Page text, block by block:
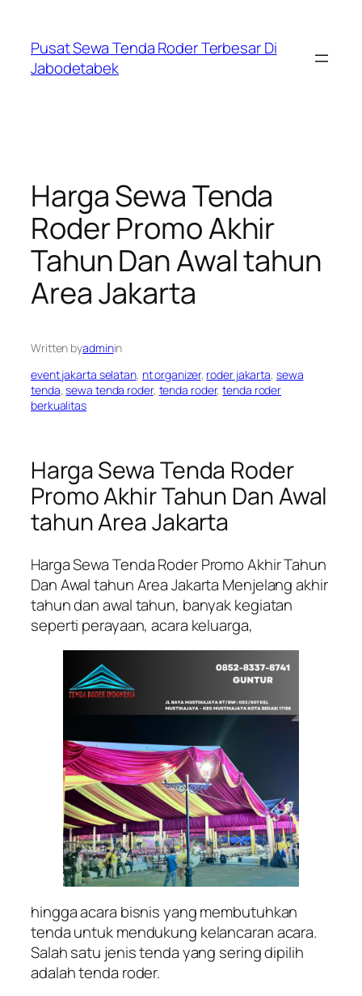
content
Pusat Sewa Tenda Roder Terbesar Di
Jabodetabek
Harga Sewa Tenda
Roder Promo Akhir
Tahun Dan Awal tahun
Area Jakarta
Written byadminin
event jakarta selatan, nt organizer, roder jakarta, sewa
tenda, sewa tenda roder, tenda roder, tenda roder
berkualitas
Harga Sewa Tenda Roder
Promo Akhir Tahun Dan Awal
tahun Area Jakarta
Harga Sewa Tenda Roder Promo Akhir Tahun
Dan Awal tahun Area Jakarta Menjelang akhir
tahun dan awal tahun, banyak kegiatan
seperti perayaan, acara keluarga,
hingga acara bisnis yang membutuhkan
tenda untuk mendukung kelancaran acara.
Salah satu jenis tenda yang sering dipilih
adalah tenda roder.